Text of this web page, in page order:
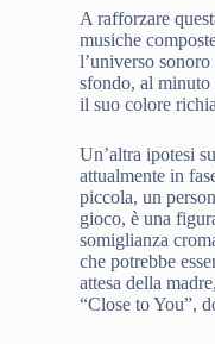
A rafforzare
musiche
l’universo
sfondo, al minuto
il suo colore
Un’altra ipotesi
attualmente in
piccola, un
gioco, è una
somiglianza
che potrebbe
attesa della
“Close to You”,